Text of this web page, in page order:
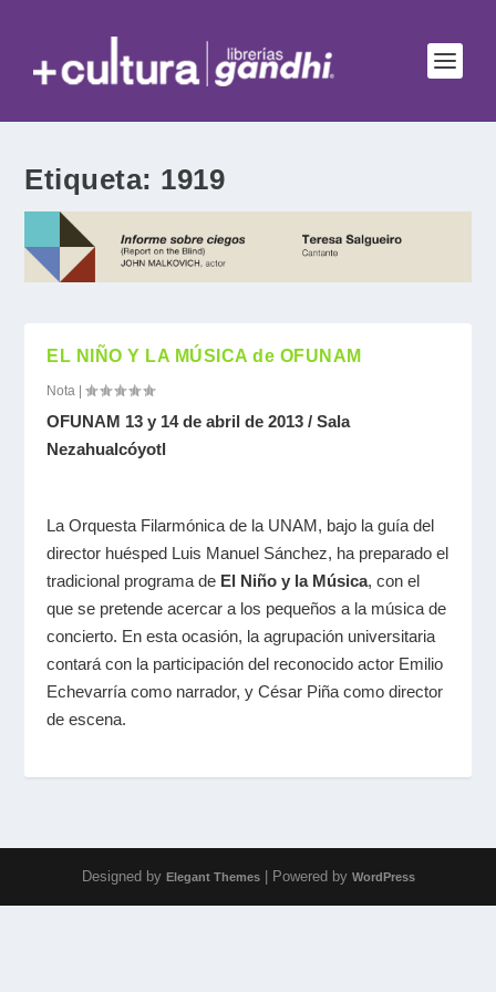
Etiqueta: 1919
EL NIÑO Y LA MÚSICA de OFUNAM
Nota |
OFUNAM 13 y 14 de abril de 2013 / Sala
Nezahualcóyotl
La Orquesta Filarmónica de la UNAM, bajo la guía del
director huésped Luis Manuel Sánchez, ha preparado el
tradicional programa de El Niño y la Música, con el
que se pretende acercar a los pequeños a la música de
concierto. En esta ocasión, la agrupación universitaria
contará con la participación del reconocido actor Emilio
Echevarría como narrador, y César Piña como director
de escena.
Designed by Elegant Themes| Powered by WordPress